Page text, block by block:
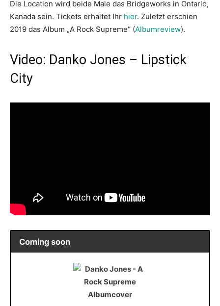
Die Location wird beide Male das Bridgeworks in Ontario,
Kanada sein. Tickets erhaltet Ihr hier. Zuletzt erschien
2019 das Album „A Rock Supreme“ (Albumreview).
Video: Danko Jones – Lipstick
City
Coming soon